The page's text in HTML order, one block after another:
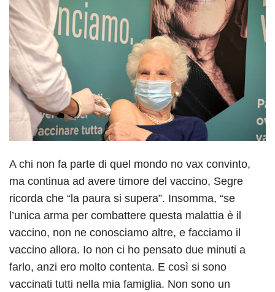
A chi non fa parte di quel mondo no vax convinto,
ma continua ad avere timore del vaccino, Segre
ricorda che “la paura si supera”. Insomma, “se
l’unica arma per combattere questa malattia è il
vaccino, non ne conosciamo altre, e facciamo il
vaccino allora. Io non ci ho pensato due minuti a
farlo, anzi ero molto contenta. E così si sono
vaccinati tutti nella mia famiglia. Non sono un